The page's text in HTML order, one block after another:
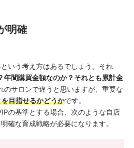
明確
いう考え方はあるでしょう。それ
年間購買金額なのか？それとも累計金
のサロンで違うと思いますが、重要な
目指せるかどうかです。
の基準とする場合、次のような自店
確な育成戦略が必要になります。